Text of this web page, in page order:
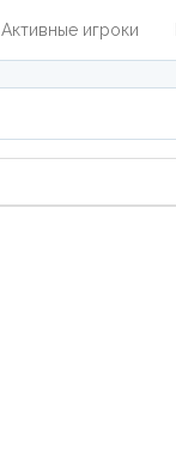
Активные игроки